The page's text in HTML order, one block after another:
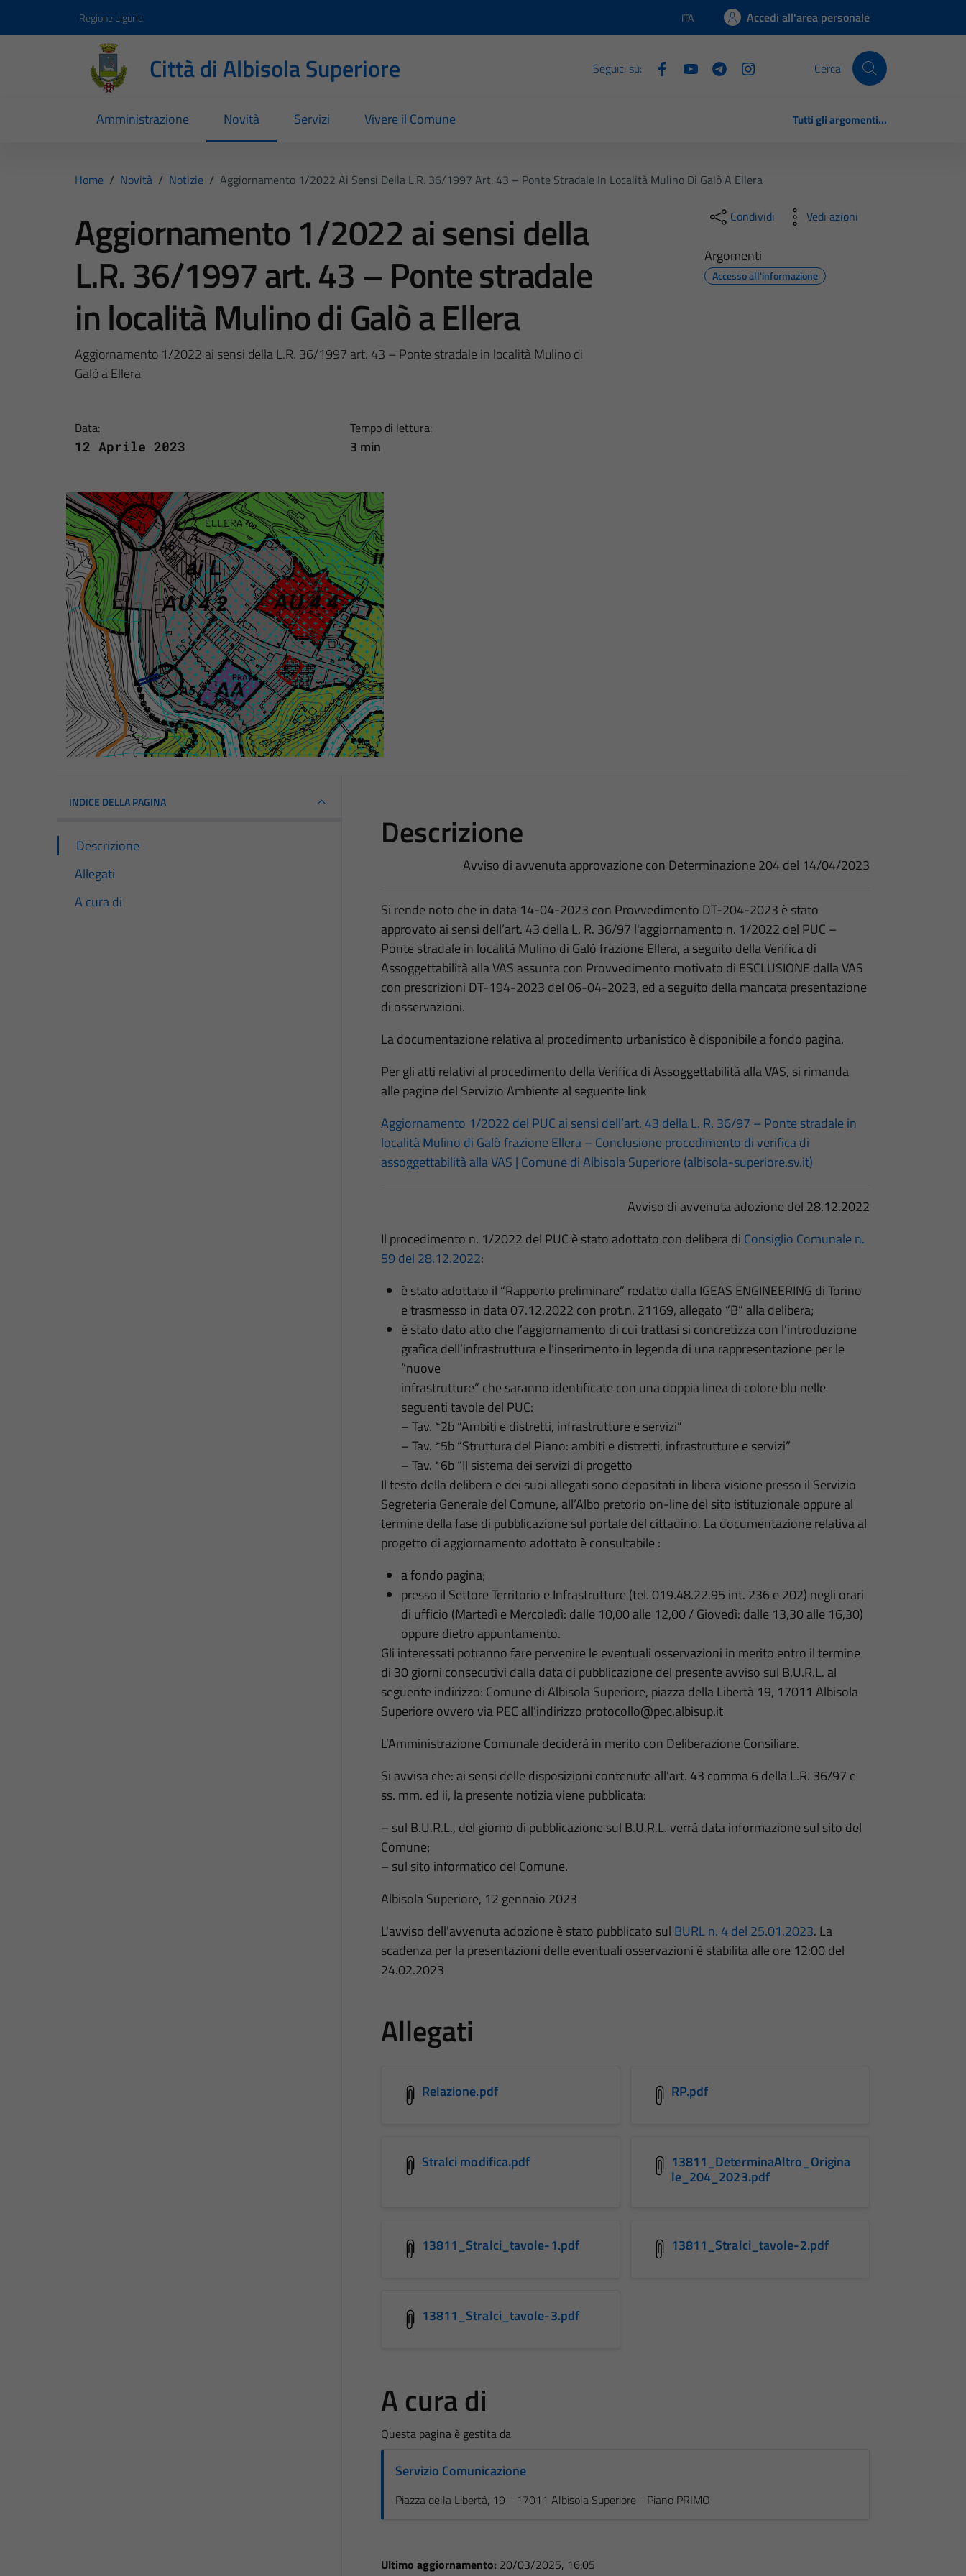
Regione Liguria Lingua attiva:
ITA Accedi all'area personale
Città di Albisola Superiore Seguici su: Cerca
Amministrazione Novità Servizi Vivere il Comune Tutti gli argomenti...
Home / Novità / Notizie / Aggiornamento 1/2022 Ai Sensi Della L.R. 36/1997 Art. 43 – Ponte Stradale In Località Mulino Di Galò A Ellera
Aggiornamento 1/2022 ai sensi della
L.R. 36/1997 art. 43 – Ponte stradale
in località Mulino di Galò a Ellera
Aggiornamento 1/2022 ai sensi della L.R. 36/1997 art. 43 – Ponte stradale in località Mulino di
Galò a Ellera
Data:
12 Aprile 2023
Tempo di lettura:
3 min
Condividi Vedi azioni
Argomenti
Accesso all'informazione
INDICE DELLA PAGINA
Descrizione
Allegati
A cura di
Descrizione
Avviso di avvenuta approvazione con Determinazione 204 del 14/04/2023
Si rende noto che in data 14-04-2023 con Provvedimento DT-204-2023 è stato
approvato ai sensi dell’art. 43 della L. R. 36/97 l'aggiornamento n. 1/2022 del PUC –
Ponte stradale in località Mulino di Galò frazione Ellera, a seguito della Verifica di
Assoggettabilità alla VAS assunta con Provvedimento motivato di ESCLUSIONE dalla VAS
con prescrizioni DT-194-2023 del 06-04-2023, ed a seguito della mancata presentazione
di osservazioni.
La documentazione relativa al procedimento urbanistico è disponibile a fondo pagina.
Per gli atti relativi al procedimento della Verifica di Assoggettabilità alla VAS, si rimanda
alle pagine del Servizio Ambiente al seguente link
Aggiornamento 1/2022 del PUC ai sensi dell’art. 43 della L. R. 36/97 – Ponte stradale in
località Mulino di Galò frazione Ellera – Conclusione procedimento di verifica di
assoggettabilità alla VAS | Comune di Albisola Superiore (albisola-superiore.sv.it)
Avviso di avvenuta adozione del 28.12.2022
Il procedimento n. 1/2022 del PUC è stato adottato con delibera di Consiglio Comunale n.
59 del 28.12.2022:
è stato adottato il “Rapporto preliminare” redatto dalla IGEAS ENGINEERING di Torino
e trasmesso in data 07.12.2022 con prot.n. 21169, allegato “B” alla delibera;
è stato dato atto che l’aggiornamento di cui trattasi si concretizza con l’introduzione
grafica dell’infrastruttura e l’inserimento in legenda di una rappresentazione per le
“nuove
infrastrutture” che saranno identificate con una doppia linea di colore blu nelle
seguenti tavole del PUC:
– Tav. *2b “Ambiti e distretti, infrastrutture e servizi”
– Tav. *5b “Struttura del Piano: ambiti e distretti, infrastrutture e servizi”
– Tav. *6b “Il sistema dei servizi di progetto
Il testo della delibera e dei suoi allegati sono depositati in libera visione presso il Servizio
Segreteria Generale del Comune, all’Albo pretorio on-line del sito istituzionale oppure al
termine della fase di pubblicazione sul portale del cittadino. La documentazione relativa al
progetto di aggiornamento adottato è consultabile :
a fondo pagina;
presso il Settore Territorio e Infrastrutture (tel. 019.48.22.95 int. 236 e 202) negli orari
di ufficio (Martedì e Mercoledì: dalle 10,00 alle 12,00 / Giovedì: dalle 13,30 alle 16,30)
oppure dietro appuntamento.
Gli interessati potranno fare pervenire le eventuali osservazioni in merito entro il termine
di 30 giorni consecutivi dalla data di pubblicazione del presente avviso sul B.U.R.L. al
seguente indirizzo: Comune di Albisola Superiore, piazza della Libertà 19, 17011 Albisola
Superiore ovvero via PEC all’indirizzo protocollo@pec.albisup.it
L’Amministrazione Comunale deciderà in merito con Deliberazione Consiliare.
Si avvisa che: ai sensi delle disposizioni contenute all’art. 43 comma 6 della L.R. 36/97 e
ss. mm. ed ii, la presente notizia viene pubblicata:
– sul B.U.R.L., del giorno di pubblicazione sul B.U.R.L. verrà data informazione sul sito del
Comune;
– sul sito informatico del Comune.
Albisola Superiore, 12 gennaio 2023
L'avviso dell'avvenuta adozione è stato pubblicato sul BURL n. 4 del 25.01.2023. La
scadenza per la presentazioni delle eventuali osservazioni è stabilita alle ore 12:00 del
24.02.2023
Allegati
Relazione.pdf RP.pdf
Stralci modifica.pdf 13811_DeterminaAltro_Origina
le_204_2023.pdf
13811_Stralci_tavole-1.pdf 13811_Stralci_tavole-2.pdf
13811_Stralci_tavole-3.pdf
A cura di
Questa pagina è gestita da
Servizio Comunicazione
Piazza della Libertà, 19 - 17011 Albisola Superiore - Piano PRIMO
Ultimo aggiornamento: 20/03/2025, 16:05